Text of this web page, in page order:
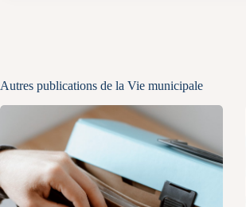
Autres publications de la Vie municipale